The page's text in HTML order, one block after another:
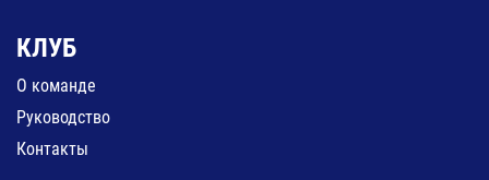
КЛУБ
О команде
Руководство
Контакты